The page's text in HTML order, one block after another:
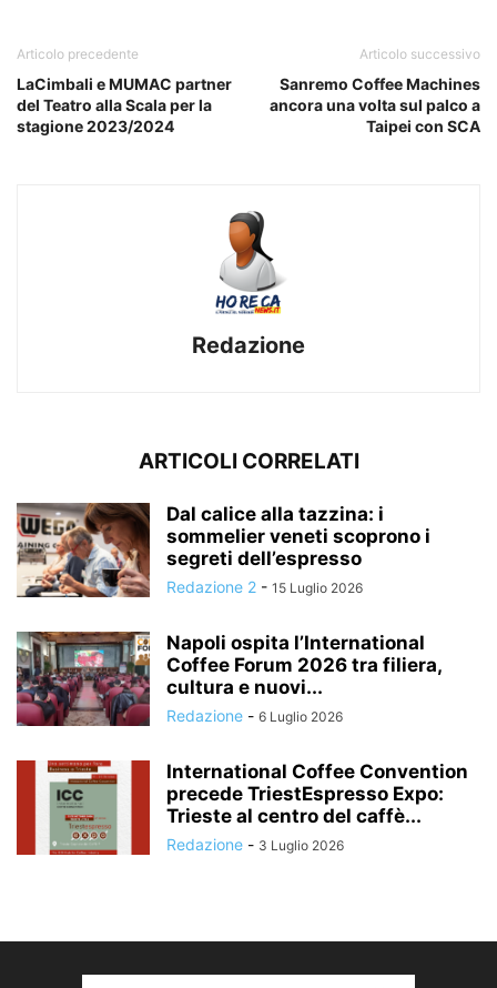
Articolo precedente
LaCimbali e MUMAC partner
del Teatro alla Scala per la
stagione 2023/2024
Articolo successivo
Sanremo Coffee Machines
ancora una volta sul palco a
Taipei con SCA
Redazione
ARTICOLI CORRELATI
Dal calice alla tazzina: i
sommelier veneti scoprono i
segreti dell’espresso
Redazione 2 - 15 Luglio 2026
Napoli ospita l’International
Coffee Forum 2026 tra filiera,
cultura e nuovi...
Redazione - 6 Luglio 2026
International Coffee Convention
precede TriestEspresso Expo:
Trieste al centro del caffè...
Redazione - 3 Luglio 2026